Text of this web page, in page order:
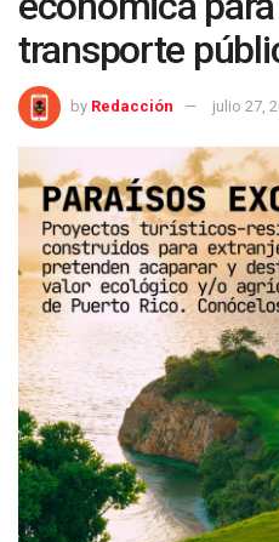
transporte
by Redacción julio 27,